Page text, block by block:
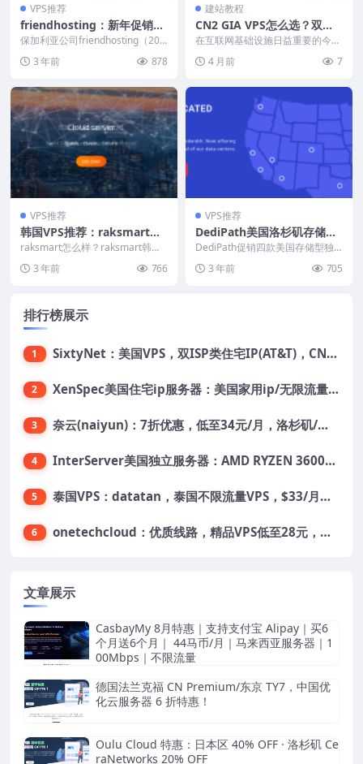
VPS推荐
friendhosting：新年促销，
全场VPS低至€2/月，不限流
量，洛杉矶/东京/罗马尼亚等
13个机房可选
保加利亚公司friendhosting（200
场...3 年前 878
建站教程
CN2 GIA VPS怎么选？双向C
N2实测推荐
在互联网基础设施日益重要的今
众多站长和...
4 月前 7
VPS推荐
韩国VPS推荐：raksmart，
$2.9/月，韩国CN2，不限流
量，1G内存/1核/25gSSD/5
M带宽
raksmart怎么样？raksmart韩国v
3 年前 766
VPS推荐
DediPath美国洛杉矶存储型
独服：4TB硬盘/无限流量/1G
bps带宽/5个IPv4/55美元/月
起，支持支付宝
DediPath促销四款美国存储型独
到国内往返直连...
3 年前 705
排行榜展示
1 SixtyNet：美国VPS，双ISP类住宅IP(AT&T)，CN2 GIA网络，超高DDoS防御，$14/月，2G内存/2核/40gSSD/5T流量/10Gbps带宽
2 XenSpec美国住宅ip服务器：美国家用ip/无限流量/10Gbps独享带宽/449美元/月起，支持支付宝
3 奈云(naiyun)：7折优惠，低至34元/月，洛杉矶/香港机房，三网CN2 GIA/CUII/高防保护，解锁Chatgpt/Tiktok
4 InterServer美国独立服务器：AMD RYZEN 3600X处理器，75美元/月，送40美元
5 泰国VPS：datatan，泰国不限流量VPS，$33/月，4G内存/3核/60gSSD
6 onetechcloud：优质线路，精品VPS低至28元，美国三网原生CN2 GIA（高防可选）、香港CN2、韩国CN2
文章展示
CasbayMy 8月特惠｜支持支付宝 Alipay｜买6
个月送6个月｜ 44马币/月｜马来西亚服务器｜1
00Mbps｜不限流量
德国法兰克福 CN Premium/东京 TY7，中国优
化云服务器 6 折特惠！
Oulu Cloud 特惠：日本区 40% OFF · 洛杉矶 Ce
raNetworks 20% OFF